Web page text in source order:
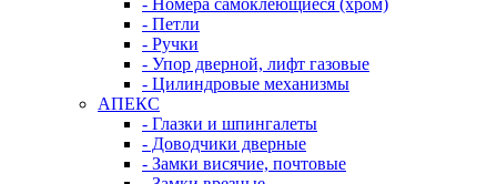
- Номера самоклеющиеся (хром)
- Петли
- Ручки
- Упор дверной, лифт газовые
- Цилиндровые механизмы
АПЕКС
- Глазки и шпингалеты
- Доводчики дверные
- Замки висячие, почтовые